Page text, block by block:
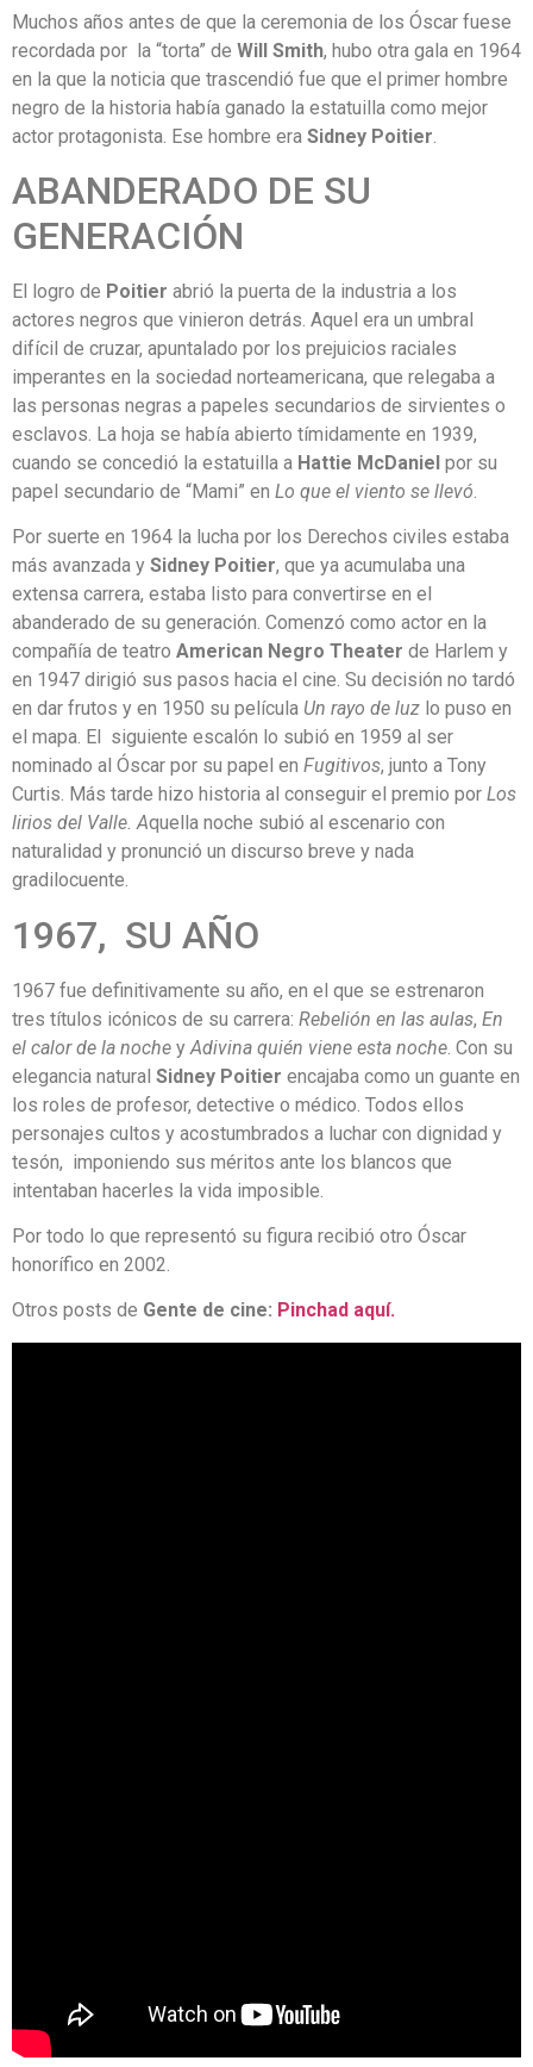
Muchos años antes de que la ceremonia de los Óscar fuese
recordada por la “torta” de Will Smith, hubo otra gala en 1964
en la que la noticia que trascendió fue que el primer hombre
negro de la historia había ganado la estatuilla como mejor
actor protagonista. Ese hombre era Sidney Poitier
ABANDERADO DE SU
GENERACIÓN
El logro de Poitier abrió la puerta de la industria a los
actores negros que vinieron detrás. Aquel era un umbral
difícil de cruzar, apuntalado por los prejuicios raciales
imperantes en la sociedad norteamericana, que relegaba a
las personas negras a papeles secundarios de sirvientes o
esclavos. La hoja se había abierto tímidamente en 1939,
cuando se concedió la estatuilla a Hattie McDaniel por su
papel secundario de “Mami” en Lo que el viento se llevó.
Por suerte en 1964 la lucha por los Derechos civiles estaba
más avanzada y Sidney Poitier, que ya acumulaba una
extensa carrera, estaba listo para convertirse en el
abanderado de su generación. Comenzó como actor en la
compañía de teatro American Negro Theater de Harlem y
en 1947 dirigió sus pasos hacia el cine. Su decisión no tardó
en dar frutos y en 1950 su película Un rayo de luz lo puso en
el mapa. El siguiente escalón lo subió en 1959 al ser
nominado al Óscar por su papel en Fugitivos, junto a Tony
Curtis. Más tarde hizo historia al conseguir el premio por Los
lirios del Valle. Aquella noche subió al escenario con
naturalidad y pronunció un discurso breve y nada
gradilocuente.
1967, SU AÑO
1967 fue definitivamente su año, en el que se estrenaron
tres títulos icónicos de su carrera: Rebelión en las aulas, En
el calor de la noche y Adivina quién viene esta noche . Con su
elegancia natural Sidney Poitier encajaba como un guante en
los roles de profesor, detective o médico. Todos ellos
personajes cultos y acostumbrados a luchar con dignidad y
tesón, imponiendo sus méritos ante los blancos que
intentaban hacerles la vida imposible.
Por todo lo que representó su figura recibió otro Óscar
honorífico en 2002.
Otros posts de Gente de cine: Pinchad aquí.